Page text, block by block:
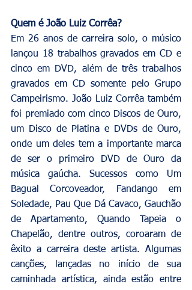
Quem é João Luiz Corrêa?
Em 26 anos de carreira solo, o músico
lançou 18 trabalhos gravados em CD e
cinco em DVD, além de três trabalhos
gravados em CD somente pelo Grupo
Campeirismo. João Luiz Corrêa também
foi premiado com cinco Discos de Ouro,
um Disco de Platina e DVDs de Ouro,
onde um deles tem a importante marca
de ser o primeiro DVD de Ouro da
música gaúcha. Sucessos como Um
Bagual Corcoveador, Fandango em
Soledade, Pau Que Dá Cavaco, Gauchão
de Apartamento, Quando Tapeia o
Chapelão, dentre outros, coroaram de
êxito a carreira deste artista. Algumas
canções, lançadas no início de sua
caminhada artística, ainda estão entre